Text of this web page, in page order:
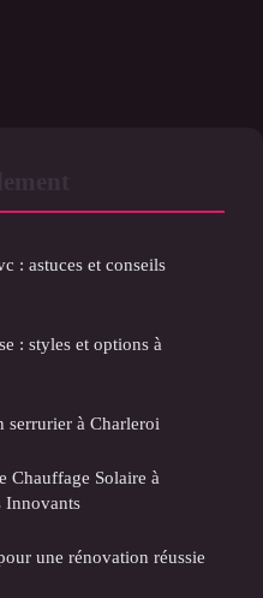
: astuces et conseils
: styles et options à
serrurier à Charleroi
Chauffage Solaire à
Innovants
une rénovation réussie